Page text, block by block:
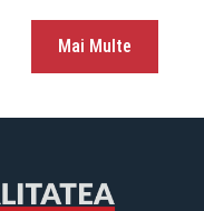
Mai Multe